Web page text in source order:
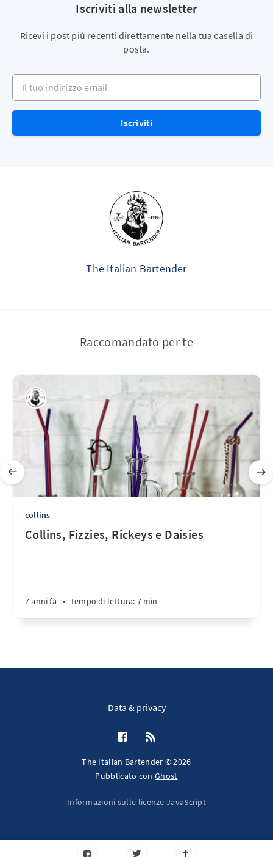
Iscriviti alla newsletter
Ricevi i post più recenti direttamente nella tua casella di
posta.
Il tuo indirizzo email
Iscriviti
The Italian Bartender
Raccomandato per te
collins
Collins, Fizzies, Rickeys e Daisies
7 anni fa • tempo di lettura: 7 min
Data & privacy
The Italian Bartender © 2026
Pubblicato con Ghost
Informazioni sulle licenze JavaScript